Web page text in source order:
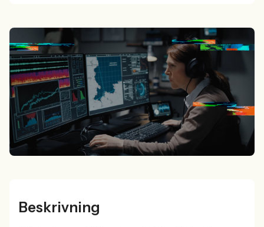
Beskrivning